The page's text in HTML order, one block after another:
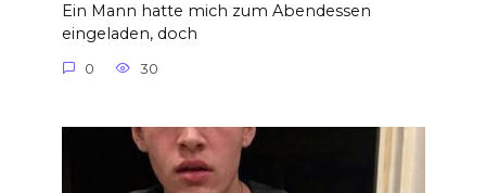
Ein Mann hatte mich zum Abendessen
eingeladen, doch
0 30